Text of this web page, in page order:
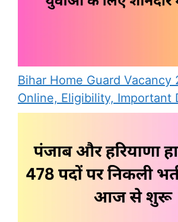
Bihar Home Guard Vacancy
Online, Eligibility, Important